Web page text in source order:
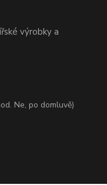
výrobky a
Ne, po domluvě)